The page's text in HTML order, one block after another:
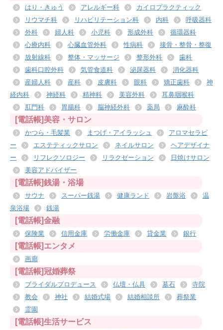
はり・きゅう アレルギー科
カイロプラクティック
リウマチ科
リハビリテーション科 内科
呼吸器科
外科
婦人科 小児科 形成外科
循環器科
心療内科
心臓血管外科 性病科
接骨・整骨・整復
放射線科
整体・マッサージ 整形外科
歯科
歯科口腔外科
気管食道科 泌尿器科
消化器科
産婦人科
産科 皮膚科 眼科 矯正歯科
神
経内科
神経科 精神科 美容外科
耳鼻咽喉科
肛門科
胃腸科 脳神経外科 薬局 麻酔科
[電話帳]美容・サロン
かつら・毛髪業 まつげ・アイラッシュ
アロマセラピ
ー
エステティックサロン ネイルサロン
ヘアデザイナ
ー
リフレクソロジー リラクゼーション
日焼けサロン
美容アドバイザー
[電話帳]銭湯・浴場
サウナ スーパー銭湯 健康ランド 岩盤浴
温
泉浴場
銭湯
[電話帳]金融
保険業 信用金庫 労働金庫 貸金業 銀行
[電話帳]エンタメ
画廊
[電話帳]冠婚葬祭
ブライダルプロデュース 仏壇・仏具 墓石
寺院
教会
神社 結婚式場 結婚相談所
葬祭業
霊園
[電話帳]生活サービス